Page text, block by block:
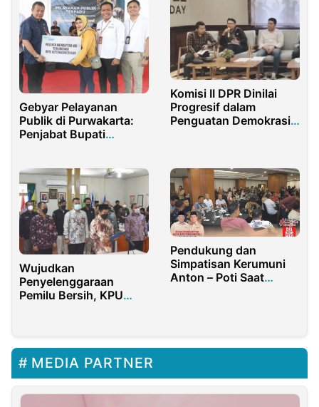
Gebyar Pelayanan
Publik di Purwakarta:
Penjabat Bupati
Komisi II DPR Dinilai
Progresif dalam
Penguatan Demokrasi
Wujudkan
Penyelenggaraan
Pemilu Bersih, KPU
Pendukung dan
Simpatisan Kerumuni
Anton – Poti Saat
MEDIA PARTNER